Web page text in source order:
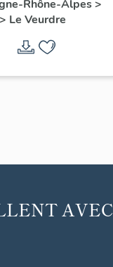
Rhône-Alpes>
> Le Veurdre
AVEC